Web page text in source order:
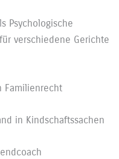
Psychologische
verschiedene Gerichte
Familienrecht
in Kindschaftssachen